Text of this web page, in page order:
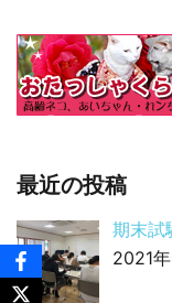
最近の投稿
期末試
2021